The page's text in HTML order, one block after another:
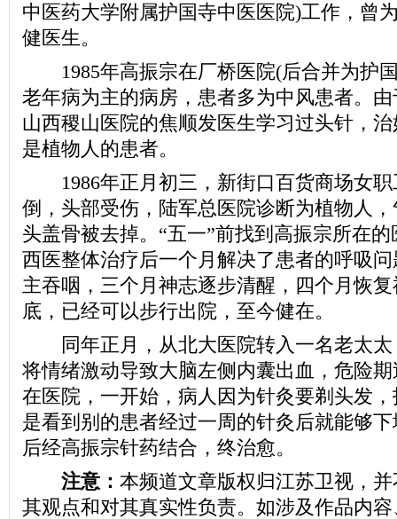
中医药大学附属护国寺中医医院)工作，曾
健医生。
1985年高振宗在厂桥医院(后合并为护
老年病为主的病房，患者多为中风患者。
山西稷山医院的焦顺发医生学习过头针，
是植物人的患者。
1986年正月初三，新街口百货商场女职
倒，头部受伤，陆军总医院诊断为植物人
头盖骨被去掉。“五一”前找到高振宗所在
西医整体治疗后一个月解决了患者的呼吸
主吞咽，三个月神志逐步清醒，四个月恢
底，已经可以步行出院，至今健在。
同年正月，从北大医院转入一名老太太
将情绪激动导致大脑左侧内囊出血，危险
在医院，一开始，病人因为针灸要剃头发
是看到别的患者经过一周的针灸后就能够
后经高振宗针药结合，终治愈。
注意： 本频道文章版权归江苏卫视，
其观点和对其真实性负责。如涉及作品内